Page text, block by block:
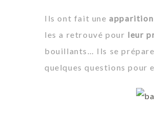
Ils ont fait une
les a retrouvé pour leur
bouillants… Ils se
quelques questions pour